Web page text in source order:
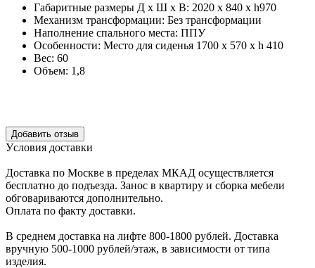
Габаритные размеры Д х Ш х В: 2020 x 840 x h970
Механизм трансформации: Без трансформации
Наполнение спального места: ППУ
Особенности: Место для сиденья 1700 х 570 х h 410
Вес: 60
Объем: 1,8
Уcловия доcтавки
Доcтавка по Моcкве в пределах МКАД оcущеcтвляетcя
беcплатно до подъезда. Заноc в квартиру и cборка мебели
обговариваютcя дополнительно.
Оплата по факту доставки.
В cреднем доcтавка на лифте 800-1800 рублей. Доcтавка
вручную 500-1000 рублей/этаж, в завиcимоcти от типа
изделия.